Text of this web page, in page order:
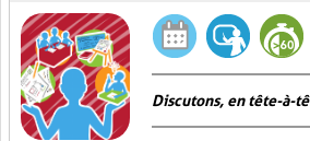
Discutons, en tête-à-